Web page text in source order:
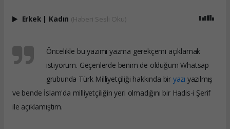
Erkek | Kadın (Haberi Sesli Oku)
Öncelikle bu yazımı yazma gerekçemi açıklamak
istiyorum. Geçenlerde benim de olduğum Whatsap
grubunda Türk Milliyetçiliği hakkında bir yazı yazılmış
ve bende İslam'da milliyetçiliğin yeri olmadığını bir Hadis-i Şerif
ile açıklamıştım.